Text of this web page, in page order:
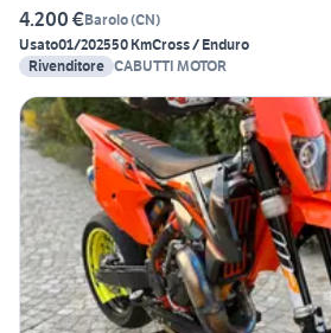
4.200 €Barolo(CN)
Usato01/202550 KmCross / Enduro
Rivenditore CABUTTI MOTOR